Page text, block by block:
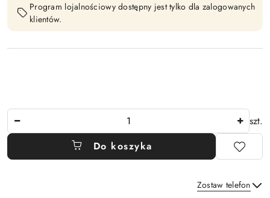
Program lojalnościowy dostępny jest tylko dla zalogowanych
klientów.
szt.
Do koszyka
Zostaw telefon